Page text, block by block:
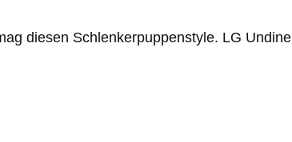
diesen Schlenkerpuppenstyle. LG Undine